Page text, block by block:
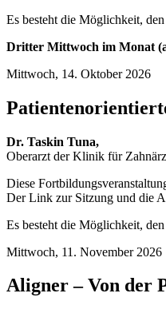
Es besteht die Möglichkeit,
Dritter Mittwoch im Monat
Mittwoch, 14. Oktober 2026
Dr. Taskin Tuna,
Oberarzt der Klinik für
Diese
Der Link zur Sitzung und die
Es besteht die Möglichkeit,
Mittwoch, 11. November 2026
Aligner – Von der